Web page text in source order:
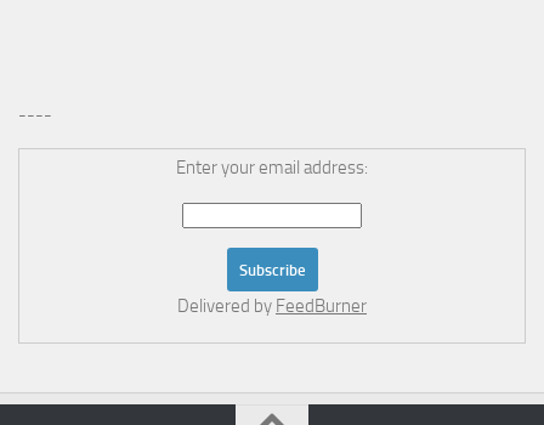
----
Enter your email address:
Delivered by FeedBurner